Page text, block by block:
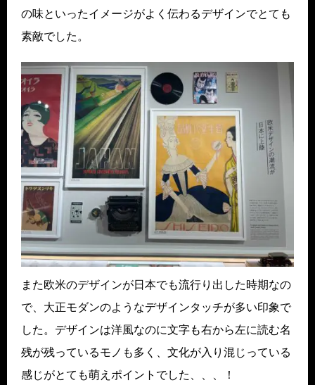
の味といったイメージがよく伝わるデザインでとても
素敵でした。
また欧米のデザインが日本でも流行り出した時期なの
で、大正モダンのようなデザインタッチが多い印象で
した。デザインは洋風なのに文字も右から左に読む名
残が残っているモノも多く、文化が入り混じっている
感じがとても萌えポイントでした、、、！